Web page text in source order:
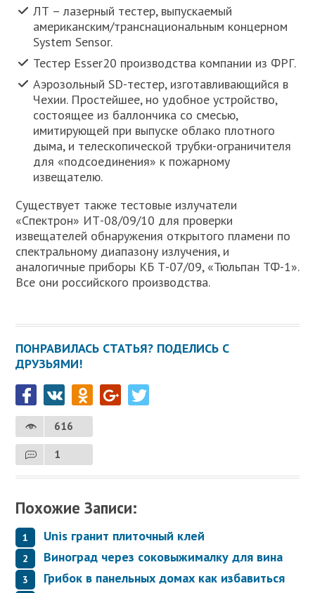
ЛТ – лазерный тестер, выпускаемый
американским/транснациональным концерном
System Sensor.
Тестер Esser20 производства компании из ФРГ.
Аэрозольный SD-тестер, изготавливающийся в
Чехии. Простейшее, но удобное устройство,
состоящее из баллончика со смесью,
имитирующей при выпуске облако плотного
дыма, и телескопической трубки-ограничителя
для «подсоединения» к пожарному
извещателю.
Существует также тестовые излучатели
«Спектрон» ИТ-08/09/10 для проверки
извещателей обнаружения открытого пламени по
спектральному диапазону излучения, и
аналогичные приборы КБ Т-07/09, «Тюльпан ТФ-1».
Все они российского производства.
ПОНРАВИЛАСЬ СТАТЬЯ? ПОДЕЛИСЬ С
ДРУЗЬЯМИ!
616
1
Похожие Записи:
Unis гранит плиточный клей
Виноград через соковыжималку для вина
Грибок в панельных домах как избавиться